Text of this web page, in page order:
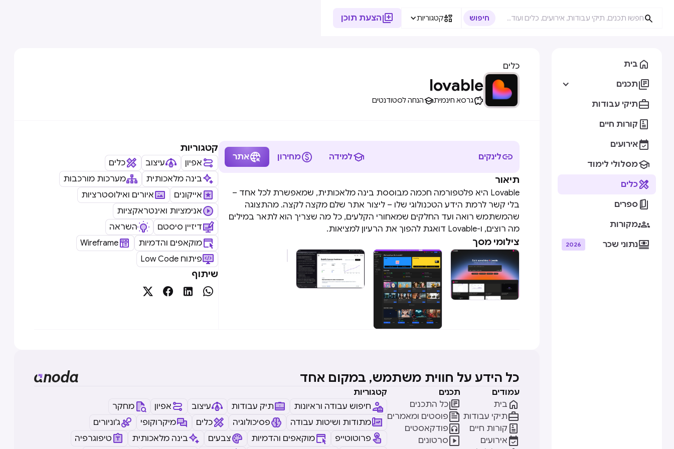

קטגוריות הצעת תוכן
 בית
תכנים
תיקי עבודות
 קורות חיים
אירועים
מסלולי לימוד
כלים
 ספרים
מקורות
נתוני שכר 2026
כלים
lovable
גרסא חינמיתהנחה לסטודנטים
לינקים למידה מחירון אתר
תיאור
Lovable היא פלטפורמה חכמה מבוססת בינה מלאכותית, שמאפשרת לכל אחד –
בלי קשר לרמת הידע הטכנולוגי שלו – ליצור אתר שלם מקצה לקצה. מהתצוגה
שהמשתמש רואה ועד החלקים שמאחורי הקלעים, כל מה שצריך הוא לתאר במילים
מה רוצים, ו-Lovable דואגת להפוך את הרעיון למציאות.
צילומי מסך
קטגוריות
אפיון עיצוב
כלים
בינה מלאכותית
מערכות מורכבות
אייקונים
איורים ואילוסטרציות
אנימציות ואינטראקציות
דיזיין סיסטם
השראה
מוקאפים והדמיות
Wireframe
Low Code פיתוח
שיתוף




כל הידע על חווית משתמש, במקום אחד
עמודים
בית 
תיקי עבודות
קורות חיים 
אירועים 
תכנים
כל התכנים
פוסטים ומאמרים
פודקאסטים
סרטונים
קטגוריות
חיפוש עבודה וראיונות
תיק עבודות עיצוב אפיון
מחקר
מתודות ושיטות עבודה
פסיכולוגיה כלים מיקרוקופי
ג'וניורים
פרוטוטייפ
מוקאפים והדמיות צבעים בינה מלאכותית טיפוגרפיה